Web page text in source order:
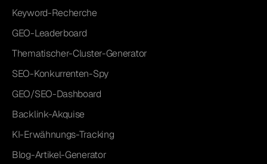
Keyword-Recherche
GEO-Leaderboard
Thematischer-Cluster-Generator
SEO-Konkurrenten-Spy
GEO/SEO-Dashboard
Backlink-Akquise
KI-Erwähnungs-Tracking
Blog-Artikel-Generator